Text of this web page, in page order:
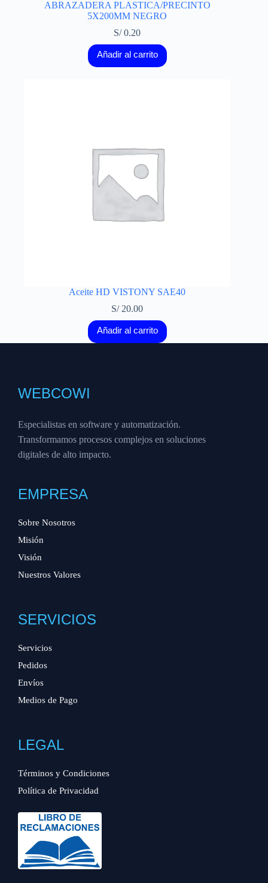
ABRAZADERA PLASTICA/PRECINTO
5X200MM NEGRO
S/0.20
Añadir al carrito
Aceite HD VISTONY SAE40
S/20.00
Añadir al carrito
WEBCOWI
Especialistas en software y automatización.
Transformamos procesos complejos en soluciones
digitales de alto impacto.
EMPRESA
Sobre Nosotros
Misión
Visión
Nuestros Valores
SERVICIOS
Servicios
Pedidos
Envíos
Medios de Pago
LEGAL
Términos y Condiciones
Política de Privacidad